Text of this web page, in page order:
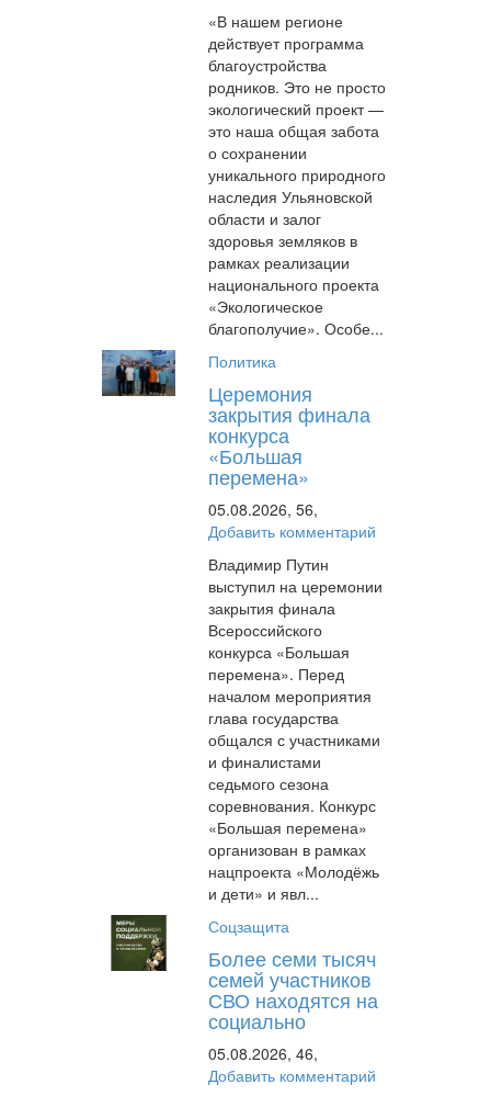
«В нашем регионе
действует программа
благоустройства
родников. Это не просто
экологический проект —
это наша общая забота
о сохранении
уникального природного
наследия Ульяновской
области и залог
здоровья земляков в
рамках реализации
национального проекта
«Экологическое
благополучие». Особе...
Политика
Церемония
закрытия финала
конкурса
«Большая
перемена»
05.08.2026, 56,
Добавить комментарий
Владимир Путин
выступил на церемонии
закрытия финала
Всероссийского
конкурса «Большая
перемена». Перед
началом мероприятия
глава государства
общался с участниками
и финалистами
седьмого сезона
соревнования. Конкурс
«Большая перемена»
организован в рамках
нацпроекта «Молодёжь
и дети» и явл...
Соцзащита
Более семи тысяч
семей участников
СВО находятся на
социально
05.08.2026, 46,
Добавить комментарий